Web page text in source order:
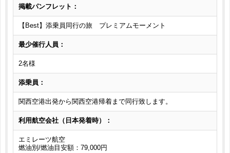
掲載パンフレット：
【Best】添乗員同行の旅 プレミアムモーメント
最少催行人員：
2名様
添乗員：
関西空港出発から関西空港帰着まで同行致します。
利用航空会社（日本発着時）：
エミレーツ航空
燃油別/燃油目安額：79,000円